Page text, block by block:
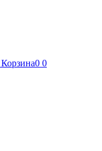
Корзина0 0